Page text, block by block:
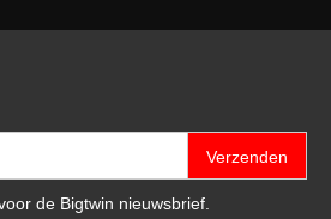
Verzenden
de Bigtwin nieuwsbrief.